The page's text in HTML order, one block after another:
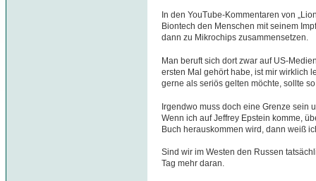
In den YouTube-Kommentaren von
Biontech den Menschen mit seinem
dann zu Mikrochips zusammensetzen.
Man beruft sich dort zwar auf US-
ersten Mal gehört habe, ist mir wirklich
gerne als seriös gelten möchte, sollte
Irgendwo muss doch eine Grenze sein
Wenn ich auf Jeffrey Epstein komme,
Buch herauskommen wird, dann weiß
Sind wir im Westen den Russen
Tag mehr daran.